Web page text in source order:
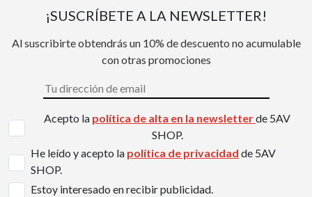
¡SUSCRÍBETE A LA NEWSLETTER!
Al suscribirte obtendrás un 10% de descuento no acumulable
con otras promociones
Acepto la política de alta en la newsletterde 5AV
SHOP.
He leído y acepto la política de privacidad de 5AV
SHOP.
Estoy interesado en recibir publicidad.